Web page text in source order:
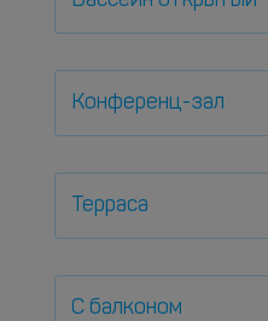
Конференц-зал
Терраса
С балконом